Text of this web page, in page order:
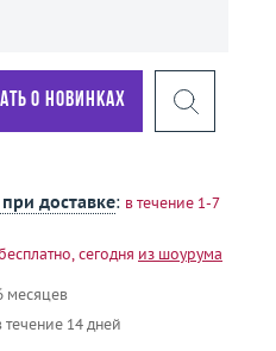
о новинках
доставке: в течение 1-7
сегодня из шоурума
месяцев
течение 14 дней